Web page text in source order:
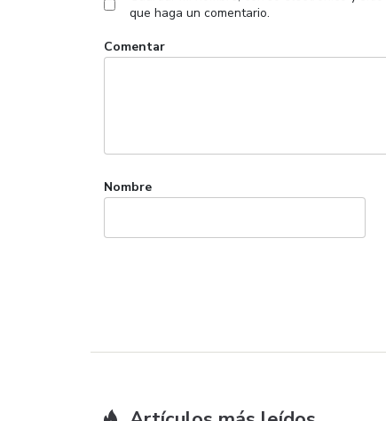
Nombre
que haga un comentario.
Comentar